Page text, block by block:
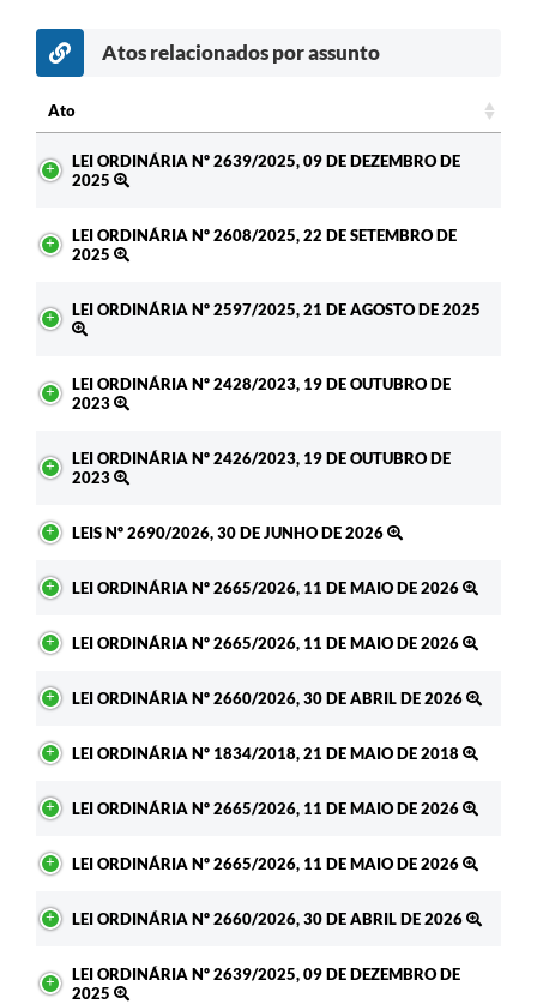
Atos relacionados por assunto
Ato
LEI ORDINÁRIA Nº 2639/2025, 09 DE DEZEMBRO DE
2025
LEI ORDINÁRIA Nº 2608/2025, 22 DE SETEMBRO DE
2025
LEI ORDINÁRIA Nº 2597/2025, 21 DE AGOSTO DE 2025
LEI ORDINÁRIA Nº 2428/2023, 19 DE OUTUBRO DE
2023
LEI ORDINÁRIA Nº 2426/2023, 19 DE OUTUBRO DE
2023
LEIS Nº 2690/2026, 30 DE JUNHO DE 2026
LEI ORDINÁRIA Nº 2665/2026, 11 DE MAIO DE 2026
LEI ORDINÁRIA Nº 2665/2026, 11 DE MAIO DE 2026
LEI ORDINÁRIA Nº 2660/2026, 30 DE ABRIL DE 2026
LEI ORDINÁRIA Nº 1834/2018, 21 DE MAIO DE 2018
LEI ORDINÁRIA Nº 2665/2026, 11 DE MAIO DE 2026
LEI ORDINÁRIA Nº 2665/2026, 11 DE MAIO DE 2026
LEI ORDINÁRIA Nº 2660/2026, 30 DE ABRIL DE 2026
LEI ORDINÁRIA Nº 2639/2025, 09 DE DEZEMBRO DE
2025